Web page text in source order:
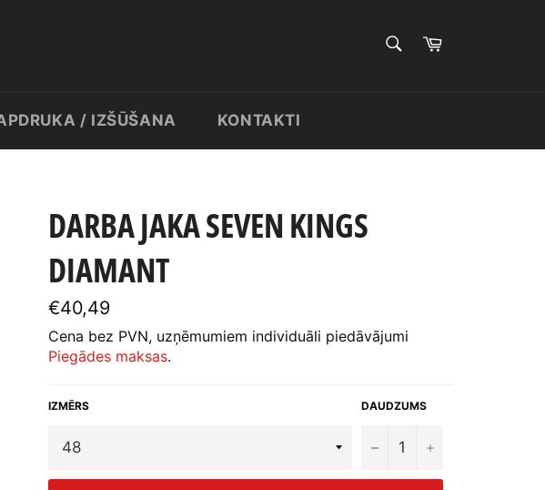
Pirkumu
/ IZŠŪŠANA KONTAKTI
DARBA JAKA SEVEN KINGS
DIAMANT
Standarta
cena
€40,49
Cena bez PVN, uzņēmumiem individuāli piedāvājumi
Piegādes maksas.
IZMĒRS DAUDZUMS
− +